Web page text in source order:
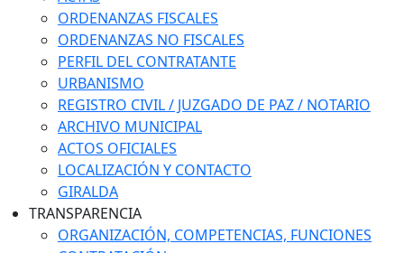
ORDENANZAS FISCALES
ORDENANZAS NO FISCALES
PERFIL DEL CONTRATANTE
URBANISMO
REGISTRO CIVIL / JUZGADO DE PAZ / NOTARIO
ARCHIVO MUNICIPAL
ACTOS OFICIALES
LOCALIZACIÓN Y CONTACTO
GIRALDA
TRANSPARENCIA
ORGANIZACIÓN, COMPETENCIAS, FUNCIONES